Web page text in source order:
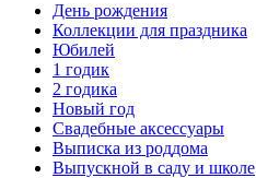
День рождения
Коллекции для праздника
Юбилей
1 годик
2 годика
Новый год
Свадебные аксессуары
Выписка из роддома
Выпускной в саду и школе